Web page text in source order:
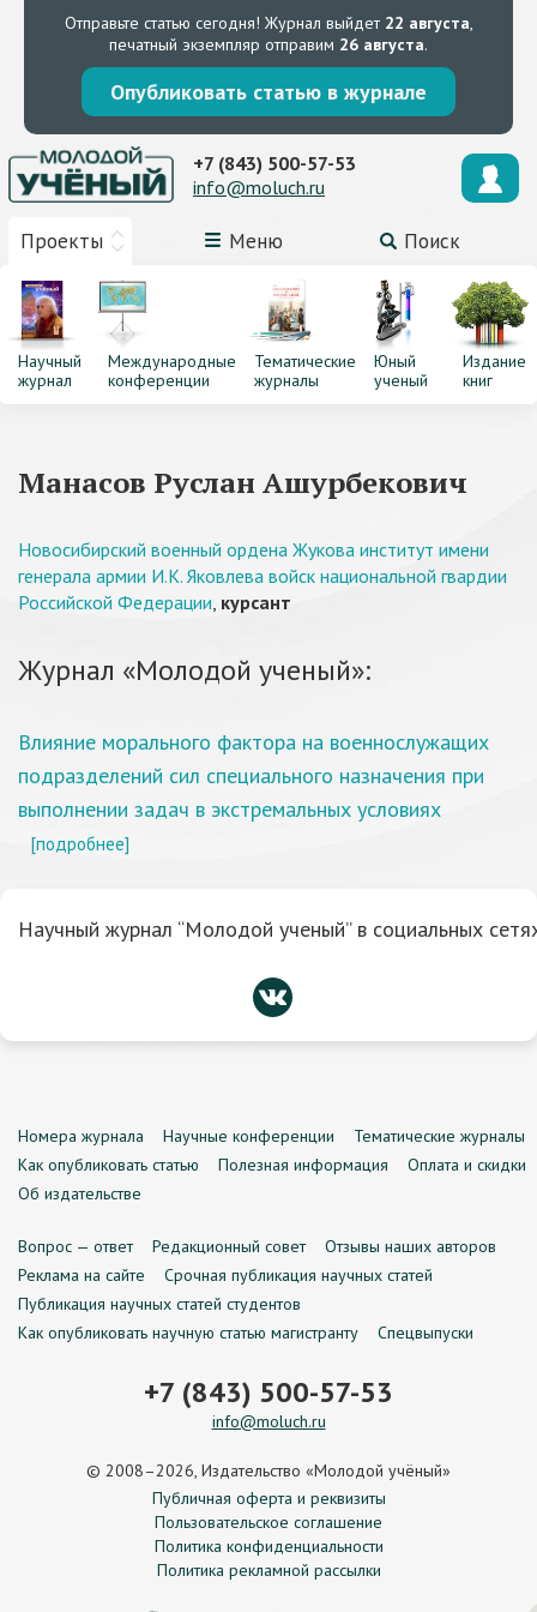
Отправьте статью сегодня! Журнал выйдет 22 августа,
печатный экземпляр отправим 26 августа.
Опубликовать статью в журнале
Проекты Меню Поиск
+7 (843) 500-57-53
info@moluch.ru
Научный
журнал
Международные
конференции
Тематические
журналы
Юный
ученый
Издание
книг
Манасов Руслан Ашурбекович
Новосибирский военный ордена Жукова институт имени
генерала армии И.К. Яковлева войск национальной гвардии
Российской Федерации, курсант
Журнал «Молодой ученый»:
Влияние морального фактора на военнослужащих
подразделений сил специального назначения при
выполнении задач в экстремальных условиях
[подробнее]
Научный журнал “Молодой ученый” в социальных
Номера журнала Научные конференции
Тематические журналы
Как опубликовать статью
Полезная информация
Оплата и скидки
Об издательстве
Вопрос — ответ Редакционный совет
Отзывы наших авторов
Реклама на сайте
Срочная публикация научных статей
Публикация научных статей студентов
Как опубликовать научную статью магистранту
Спецвыпуски
+7 (843) 500-57-53
info@moluch.ru
© 2008–2026, Издательство «Молодой учёный»
Публичная оферта и реквизиты
Пользовательское соглашение
Политика конфиденциальности
Политика рекламной рассылки